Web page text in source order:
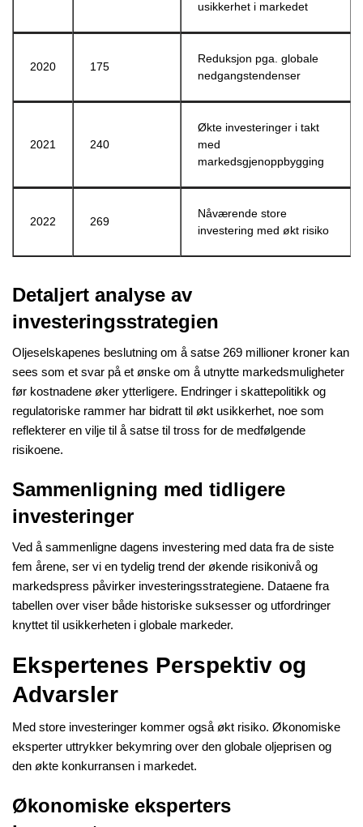
usikkerhet i markedet
2020 175
Reduksjon pga. globale
nedgangstendenser
2021 240
Økte investeringer i takt
med
markedsgjenoppbygging
2022 269
Nåværende store
investering med økt risiko
Detaljert analyse av
investeringsstrategien
Oljeselskapenes beslutning om å satse 269 millioner kroner kan
sees som et svar på et ønske om å utnytte markedsmuligheter
før kostnadene øker ytterligere. Endringer i skattepolitikk og
regulatoriske rammer har bidratt til økt usikkerhet, noe som
reflekterer en vilje til å satse til tross for de medfølgende
risikoene.
Sammenligning med tidligere
investeringer
Ved å sammenligne dagens investering med data fra de siste
fem årene, ser vi en tydelig trend der økende risikonivå og
markedspress påvirker investeringsstrategiene. Dataene fra
tabellen over viser både historiske suksesser og utfordringer
knyttet til usikkerheten i globale markeder.
Ekspertenes Perspektiv og
Advarsler
Med store investeringer kommer også økt risiko. Økonomiske
eksperter uttrykker bekymring over den globale oljeprisen og
den økte konkurransen i markedet.
Økonomiske eksperters